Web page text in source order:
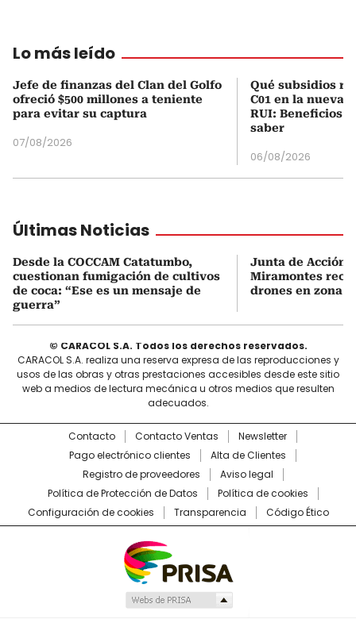
Lo más leído
Jefe de finanzas del Clan del Golfo
ofreció $500 millones a teniente
para evitar su captura
07/08/2026
Qué subsidios
C01 en la nueva
RUI: Beneficios
saber
06/08/2026
Últimas Noticias
Desde la COCCAM Catatumbo,
cuestionan fumigación de cultivos
de coca: “Ese es un mensaje de
guerra”
Junta de Acción
Miramontes
drones en zona
© CARACOL S.A. Todos los derechos reservados.
CARACOL S.A. realiza una reserva expresa de las reproducciones y
usos de las obras y otras prestaciones accesibles desde este sitio
web a medios de lectura mecánica u otros medios que resulten
adecuados.
Contacto Contacto Ventas
Newsletter
Pago electrónico clientes
Alta de Clientes
Registro de proveedores
Aviso legal
Política de Protección de Datos
Política de cookies
Configuración de cookies
Transparencia Código Ético